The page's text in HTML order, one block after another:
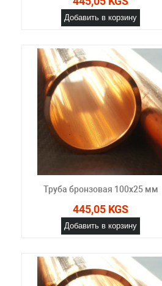
Добавить в корзину
Труба бронзовая 100x25 мм
445,05 KGS
Добавить в корзину